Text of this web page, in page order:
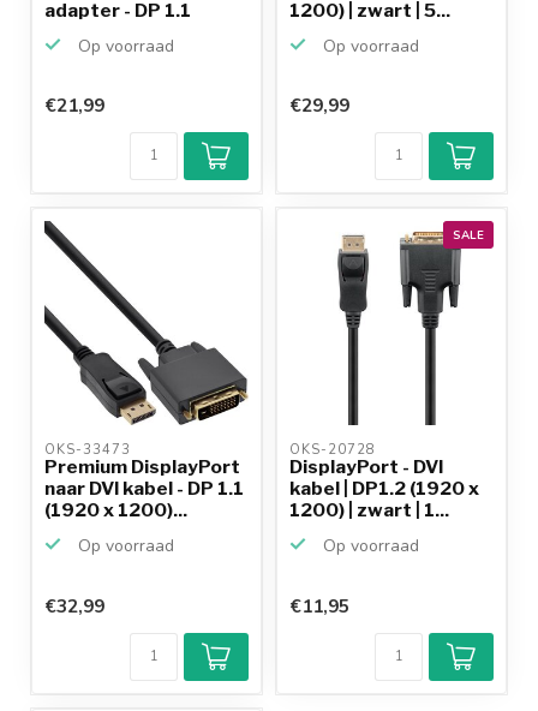
adapter - DP 1.1
Op voorraad
€21,99
1200) | zwart | 5...
Op voorraad
€29,99
OKS-33473
Premium DisplayPort
naar DVI kabel - DP 1.1
(1920 x 1200)...
Op voorraad
€32,99
SALE
OKS-20728
DisplayPort - DVI
kabel | DP1.2 (1920 x
1200) | zwart | 1...
Op voorraad
€11,95